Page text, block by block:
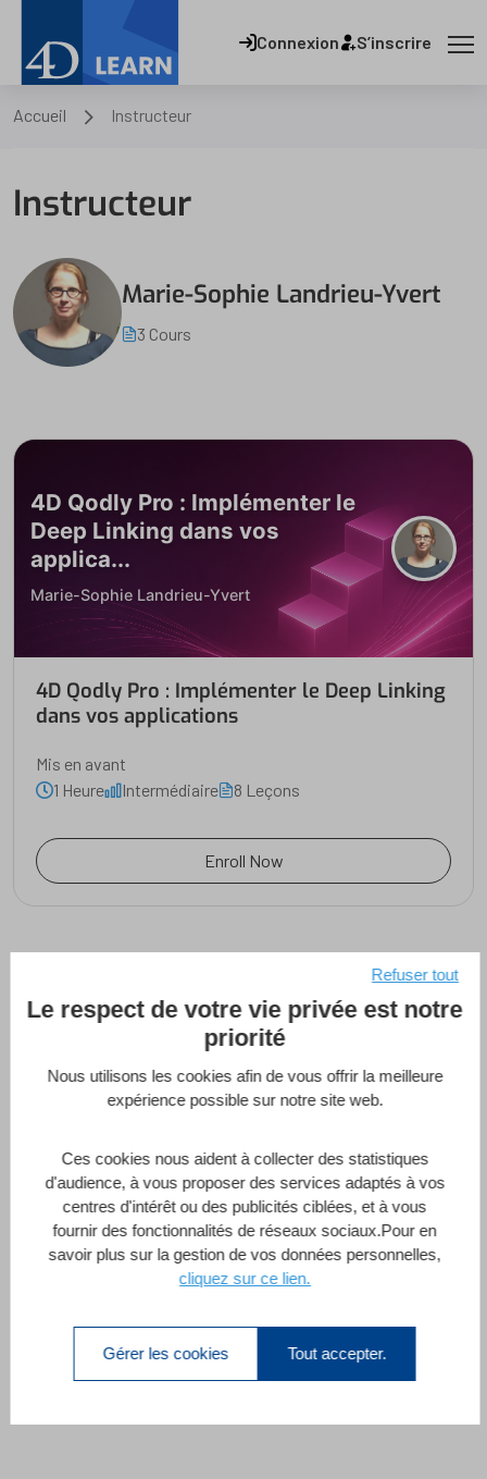
Connexion S’inscrire
Accueil Instructeur
Instructeur
Marie-Sophie Landrieu-Yvert
3 Cours
4D Qodly Pro : Implémenter le
Deep Linking dans vos
applica...
Marie-Sophie Landrieu-Yvert
4D Qodly Pro : Implémenter le Deep Linking
dans vos applications
Mis en avant
1 Heure
Intermédiaire 8 Leçons
Enroll Now
4D Qodly pro – Sécurisez
l’Accès aux Données ...
4D Qodly pro – Sécurisez l’Accès aux
Données dans votre Application
Enroll Now
Le respect de votre vie privée est notre
priorité
Nous utilisons les cookies afin de vous offrir la meilleure
expérience possible sur notre site web.
Ces cookies nous aident à collecter des statistiques
d'audience, à vous proposer des services adaptés à vos
centres d'intérêt ou des publicités ciblées, et à vous
fournir des fonctionnalités de réseaux sociaux.Pour en
savoir plus sur la gestion de vos données personnelles,
cliquez sur ce lien.
Gérer les cookies Tout accepter.
Refuser tout